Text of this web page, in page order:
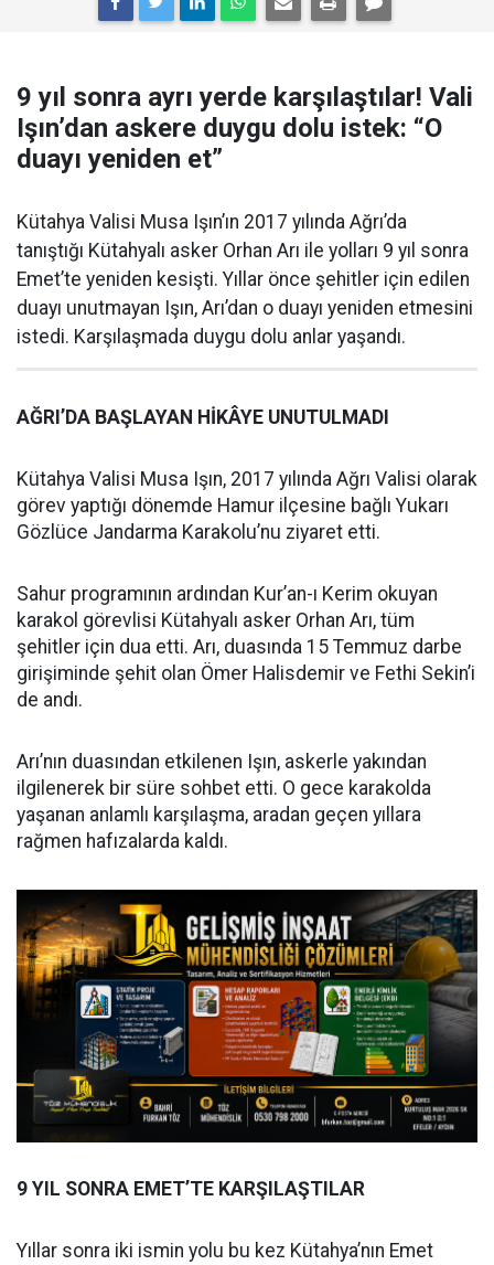
9 yıl sonra ayrı yerde karşılaştılar! Vali
Işın’dan askere duygu dolu istek: “O
duayı yeniden et”
Kütahya Valisi Musa Işın’ın 2017 yılında Ağrı’da
tanıştığı Kütahyalı asker Orhan Arı ile yolları 9 yıl sonra
Emet’te yeniden kesişti. Yıllar önce şehitler için edilen
duayı unutmayan Işın, Arı’dan o duayı yeniden etmesini
istedi. Karşılaşmada duygu dolu anlar yaşandı.
AĞRI’DA BAŞLAYAN HİKÂYE UNUTULMADI
Kütahya Valisi Musa Işın, 2017 yılında Ağrı Valisi olarak
görev yaptığı dönemde Hamur ilçesine bağlı Yukarı
Gözlüce Jandarma Karakolu’nu ziyaret etti.
Sahur programının ardından Kur’an-ı Kerim okuyan
karakol görevlisi Kütahyalı asker Orhan Arı, tüm
şehitler için dua etti. Arı, duasında 15 Temmuz darbe
girişiminde şehit olan Ömer Halisdemir ve Fethi Sekin’i
de andı.
Arı’nın duasından etkilenen Işın, askerle yakından
ilgilenerek bir süre sohbet etti. O gece karakolda
yaşanan anlamlı karşılaşma, aradan geçen yıllara
rağmen hafızalarda kaldı.
9 YIL SONRA EMET’TE KARŞILAŞTILAR
Yıllar sonra iki ismin yolu bu kez Kütahya’nın Emet